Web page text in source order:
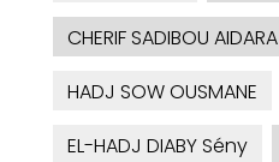
CHERIF SADIBOU AIDARA
HADJ SOW OUSMANE
EL-HADJ DIABY Sény